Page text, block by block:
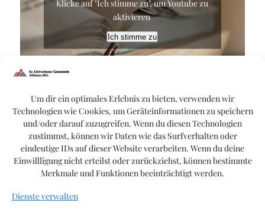
Um dir ein optimales Erlebnis zu bieten, verwenden wir
Technologien wie Cookies, um Geräteinformationen zu speichern
und/oder darauf zuzugreifen. Wenn du diesen Technologien
zustimmst, können wir Daten wie das Surfverhalten oder
eindeutige IDs auf dieser Website verarbeiten. Wenn du deine
Einwillligung nicht erteilst oder zurückziehst, können bestimmte
Merkmale und Funktionen beeinträchtigt werden.
Dienste verwalten
Klicke auf "Ich stimme zu", um Youtube zu
aktivieren
Ich stimme zu
Matthias Rupp